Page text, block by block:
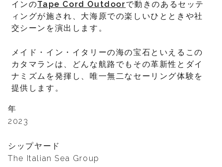
インのTape Cord Outdoorで動きのあるセッテ
ィングが施され、大海原での楽しいひとときや社
交シーンを演出します。
メイド・イン・イタリーの海の宝石といえるこの
カタマランは、どんな航路でもその革新性とダイ
ナミズムを発揮し、唯一無二なセーリング体験を
提供します。
年
2023
シップヤード
The Italian Sea Group